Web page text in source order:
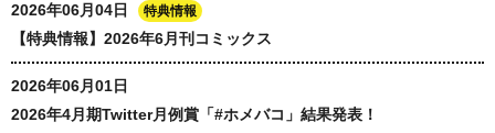
2026年06月04日 特典情報
【特典情報】2026年6月刊コミックス
2026年06月01日
2026年4月期Twitter月例賞「#ホメバコ」結果発表！